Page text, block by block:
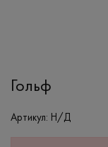
Гольф
Артикул: Н/Д